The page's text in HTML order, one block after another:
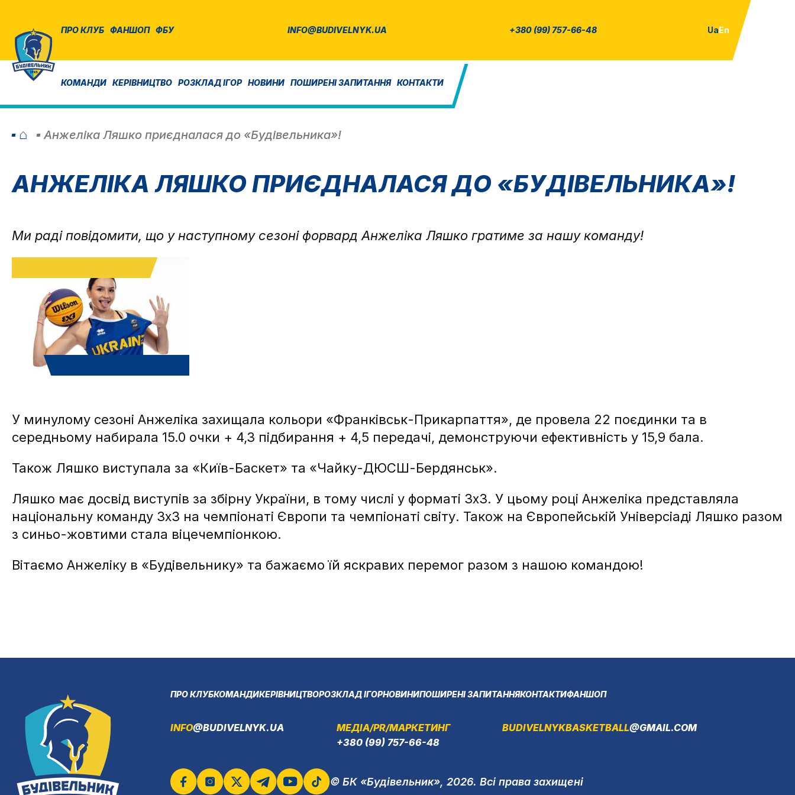
ПРО КЛУБ ФАНШОП ФБУ INFO@BUDIVELNYK.UA +380 (99) 757-66-48 UaEn
КОМАНДИ КЕРІВНИЦТВО РОЗКЛАД ІГОР НОВИНИ ПОШИРЕНІ ЗАПИТАННЯ КОНТАКТИ
⌂ Анжеліка Ляшко приєдналася до «Будівельника»!
АНЖЕЛІКА ЛЯШКО ПРИЄДНАЛАСЯ ДО «БУДІВЕЛЬНИКА»!
Ми раді повідомити, що у наступному сезоні форвард Анжеліка Ляшко гратиме за нашу команду!
У минулому сезоні Анжеліка захищала кольори «Франківськ-Прикарпаття», де провела 22 поєдинки та в
середньому набирала 15.0 очки + 4,3 підбирання + 4,5 передачі, демонструючи ефективність у 15,9 бала.
Також Ляшко виступала за «Київ-Баскет» та «Чайку-ДЮСШ-Бердянськ».
Ляшко має досвід виступів за збірну України, в тому числі у форматі 3х3. У цьому році Анжеліка представляла
національну команду 3х3 на чемпіонаті Європи та чемпіонаті світу. Також на Європейській Універсіаді Ляшко разом
з синьо-жовтими стала віцечемпіонкою.
Вітаємо Анжеліку в «Будівельнику» та бажаємо їй яскравих перемог разом з нашою командою!
ПРО КЛУБКОМАНДИКЕРІВНИЦТВОРОЗКЛАД ІГОРНОВИНИПОШИРЕНІ ЗАПИТАННЯКОНТАКТИФАНШОП
INFO@BUDIVELNYK.UA
МЕДІА/PR/МАРКЕТИНГ
+380 (99) 757-66-48
BUDIVELNYKBASKETBALL@GMAIL.COM
© БК «Будівельник», 2026. Всі права захищені